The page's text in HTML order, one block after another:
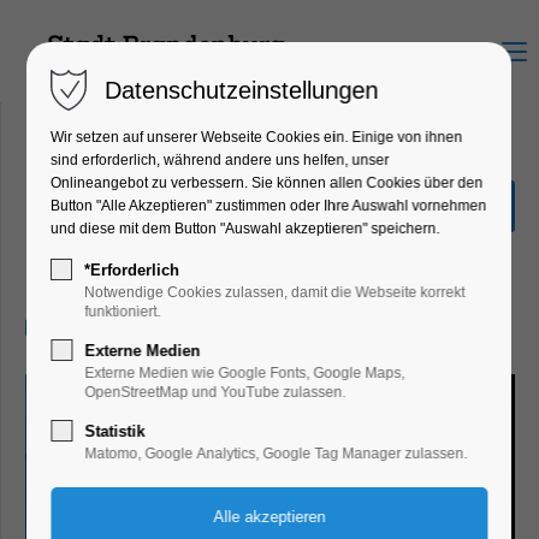
Menu
Theaterführungen für
Erwachsene
Führung
Datenschutzeinstellungen
Wir setzen auf unserer Webseite Cookies ein. Einige von ihnen
sind erforderlich, während andere uns helfen, unser
Onlineangebot zu verbessern. Sie können allen Cookies über den
Button "Alle Akzeptieren" zustimmen oder Ihre Auswahl vornehmen
und diese mit dem Button "Auswahl akzeptieren" speichern.
*Erforderlich
Notwendige Cookies zulassen, damit die Webseite korrekt
funktioniert.
Externe Medien
Externe Medien wie Google Fonts, Google Maps,
OpenStreetMap und YouTube zulassen.
Statistik
Matomo, Google Analytics, Google Tag Manager zulassen.